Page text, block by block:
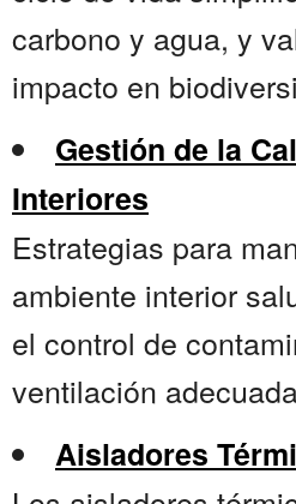
carbono y agua, y
impacto en
Gestión de la
Interiores
Estrategias para
ambiente interior
el control de
ventilación
Aisladores